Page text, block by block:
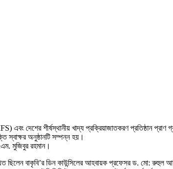
এবং দেশের শীর্ষস্থানীয় খাদ্য প্রক্রিয়াজাতকরণ প্রতিষ্ঠান
অনুষ্ঠানটি সম্পন্ন হয়।
মুজিবুর রহমান।
বাকৃবি’র ডিন কাউন্সিলের আহবায়ক প্রফেসর ড. মো: রুহুল